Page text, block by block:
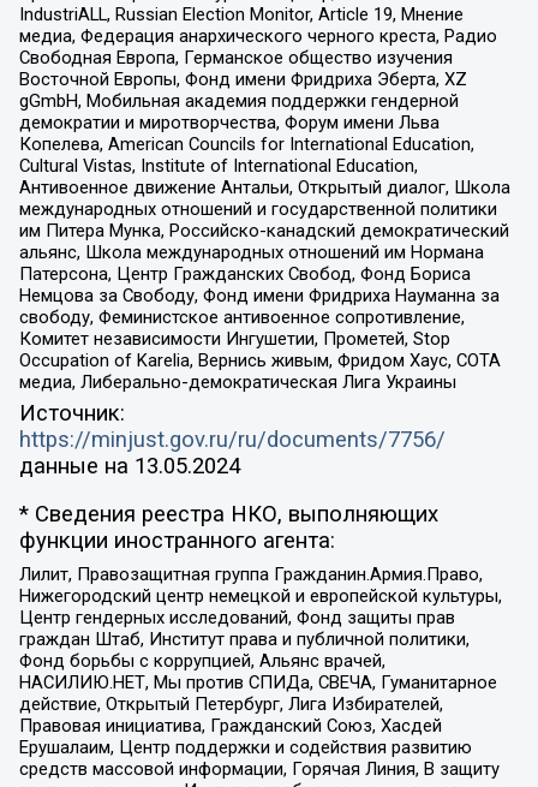
IndustriALL, Russian Election Monitor, Article 19, Мнение
медиа, Федерация анархического черного креста, Радио
Свободная Европа, Германское общество изучения
Восточной Европы, Фонд имени Фридриха Эберта, XZ
gGmbH, Мобильная академия поддержки гендерной
демократии и миротворчества, Форум имени Льва
Копелева, American Councils for International Education,
Cultural Vistas, Institute of International Education,
Антивоенное движение Антальи, Открытый диалог, Школа
международных отношений и государственной политики
им Питера Мунка, Российско-канадский демократический
альянс, Школа международных отношений им Нормана
Патерсона, Центр Гражданских Свобод, Фонд Бориса
Немцова за Свободу, Фонд имени Фридриха Науманна за
свободу, Феминистское антивоенное сопротивление,
Комитет независимости Ингушетии, Прометей, Stop
Occupation of Karelia, Вернись живым, Фридом Хаус, СОТА
медиа, Либерально-демократическая Лига Украины
Источник:
https://minjust.gov.ru/ru/documents/7756/
данные на 13.05.2024
* Сведения реестра НКО, выполняющих
функции иностранного агента:
Лилит, Правозащитная группа Гражданин.Армия.Право,
Нижегородский центр немецкой и европейской культуры,
Центр гендерных исследований, Фонд защиты прав
граждан Штаб, Институт права и публичной политики,
Фонд борьбы с коррупцией, Альянс врачей,
НАСИЛИЮ.НЕТ, Мы против СПИДа, СВЕЧА, Гуманитарное
действие, Открытый Петербург, Лига Избирателей,
Правовая инициатива, Гражданский Союз, Хасдей
Ерушалаим, Центр поддержки и содействия развитию
средств массовой информации, Горячая Линия, В защиту